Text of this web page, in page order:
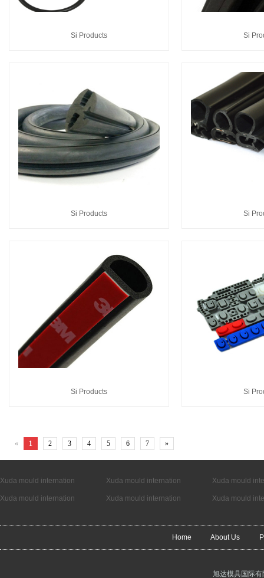
Si Products Si
Si Products Si
Si Products Si
« 1 2 3 4 5 6 7 »
Xuda mould internation Xuda mould internation Xuda mould
Xuda mould internation Xuda mould internation Xuda mould
Home About Us
旭达模具国际